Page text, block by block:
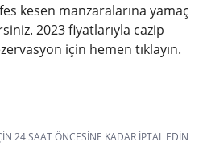
kesen manzaralarına yamaç
2023 fiyatlarıyla cazip
için hemen tıklayın.
24 SAAT ÖNCESINE KADAR IPTAL EDIN